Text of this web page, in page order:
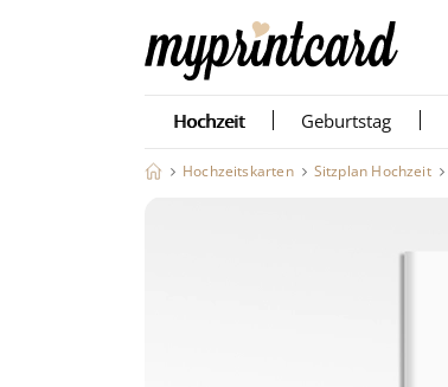
Hochzeit Geburtstag
Hochzeitskarten Sitzplan Hochzeit